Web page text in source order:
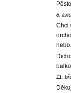
8.
Chci
11.